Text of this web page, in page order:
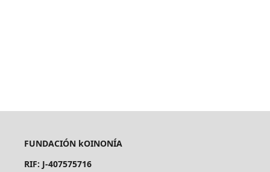
FUNDACIÓN kOINONÍA
RIF: J-407575716